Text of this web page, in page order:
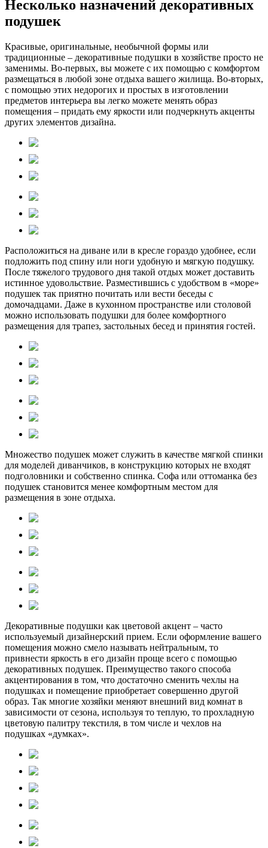
Несколько назначений декоративных
подушек
Красивые, оригинальные, необычной формы или
традиционные – декоративные подушки в хозяйстве просто не
заменимы. Во-первых, вы можете с их помощью с комфортом
размещаться в любой зоне отдыха вашего жилища. Во-вторых,
с помощью этих недорогих и простых в изготовлении
предметов интерьера вы легко можете менять образ
помещения – придать ему яркости или подчеркнуть акценты
других элементов дизайна.
Расположиться на диване или в кресле гораздо удобнее, если
подложить под спину или ноги удобную и мягкую подушку.
После тяжелого трудового дня такой отдых может доставить
истинное удовольствие. Разместившись с удобством в «море»
подушек так приятно почитать или вести беседы с
домочадцами. Даже в кухонном пространстве или столовой
можно использовать подушки для более комфортного
размещения для трапез, застольных бесед и принятия гостей.
Множество подушек может служить в качестве мягкой спинки
для моделей диванчиков, в конструкцию которых не входят
подголовники и собственно спинка. Софа или оттоманка без
подушек становится менее комфортным местом для
размещения в зоне отдыха.
Декоративные подушки как цветовой акцент – часто
используемый дизайнерский прием. Если оформление вашего
помещения можно смело называть нейтральным, то
привнести яркость в его дизайн проще всего с помощью
декоративных подушек. Преимущество такого способа
акцентирования в том, что достаточно сменить чехлы на
подушках и помещение приобретает совершенно другой
образ. Так многие хозяйки меняют внешний вид комнат в
зависимости от сезона, используя то теплую, то прохладную
цветовую палитру текстиля, в том числе и чехлов на
подушках «думках».